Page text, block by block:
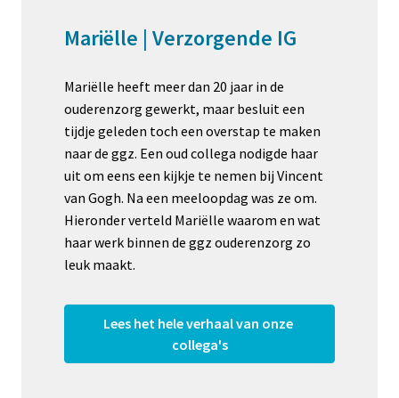
Mariëlle | Verzorgende IG
Mariëlle heeft meer dan 20 jaar in de
ouderenzorg gewerkt, maar besluit een
tijdje geleden toch een overstap te maken
naar de ggz. Een oud collega nodigde haar
uit om eens een kijkje te nemen bij Vincent
van Gogh. Na een meeloopdag was ze om.
Hieronder verteld Mariëlle waarom en wat
haar werk binnen de ggz ouderenzorg zo
leuk maakt.
Lees het hele verhaal van onze
collega's